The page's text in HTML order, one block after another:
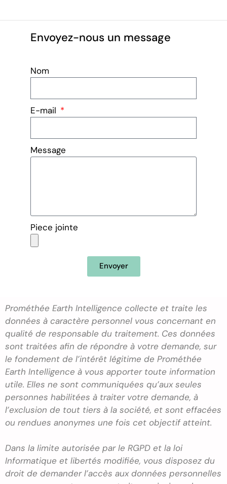
Envoyez-nous un message
Nom
E-mail
Message
Piece jointe
Envoyer
Prométhée Earth Intelligence collecte et traite les
données à caractère personnel vous concernant en
qualité de responsable du traitement. Ces données
sont traitées afin de répondre à votre demande, sur
le fondement de l’intérêt légitime de Prométhée
Earth Intelligence à vous apporter toute information
utile. Elles ne sont communiquées qu’aux seules
personnes habilitées à traiter votre demande, à
l’exclusion de tout tiers à la société, et sont effacées
ou rendues anonymes une fois cet objectif atteint.
Dans la limite autorisée par le RGPD et la loi
Informatique et libertés modifiée, vous disposez du
droit de demander l’accès aux données personnelles